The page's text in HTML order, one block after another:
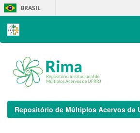
Skip
navigation
BRASIL
Repositório de Múltiplos Acervos da